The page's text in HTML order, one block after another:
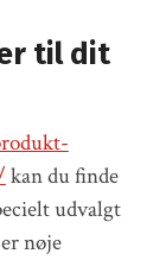
til dit
kan du finde
udvalgt
nøje